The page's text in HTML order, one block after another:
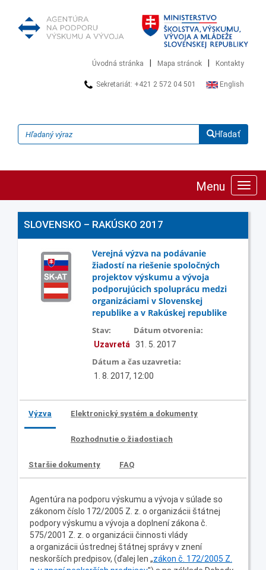
Úvodná stránka Mapa stránok Kontakty
Sekretariát: +421 2 572 04 501 English
Hľadať
Menu
SLOVENSKO – RAKÚSKO 2017
Verejná výzva na podávanie
žiadostí na riešenie spoločných
projektov výskumu a vývoja
podporujúcich spoluprácu medzi
organizáciami v Slovenskej
republike a v Rakúskej republike
Stav:
Uzavretá
Dátum otvorenia:
31. 5. 2017
Dátum a čas uzavretia:
1. 8. 2017, 12:00
Výzva Elektronický systém a dokumenty
Rozhodnutie o žiadostiach
Staršie dokumenty FAQ
Agentúra na podporu výskumu a vývoja v súlade so
zákonom číslo 172/2005 Z. z. o organizácii štátnej
podpory výskumu a vývoja a doplnení zákona č.
575/2001 Z. z. o organizácii činnosti vlády
a organizácii ústrednej štátnej správy v znení
neskorších predpisov, (ďalej len „zákon č. 172/2005 Z.